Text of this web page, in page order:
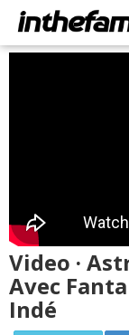
Video ·
Avec
Indé